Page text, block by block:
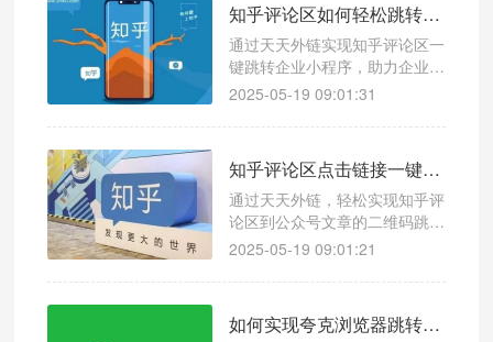
知乎评论区如何轻松跳转企业小程序？天天外链快速引流
通过天天外链实现知乎评论区一
键跳转企业小程序，助力企业高
效引流和精准获客。
2025-05-19 09:01:31
知乎评论区点击链接一键跳转微信公众号文章方法指南！一键跳转操作超简单
通过天天外链，轻松实现知乎评
论区到公众号文章的二维码跳
转，提升公众号流量和粉丝互
2025-05-19 09:01:21
如何实现夸克浏览器跳转到个人小程序引流？浏览器跳转微信链接怎么弄？